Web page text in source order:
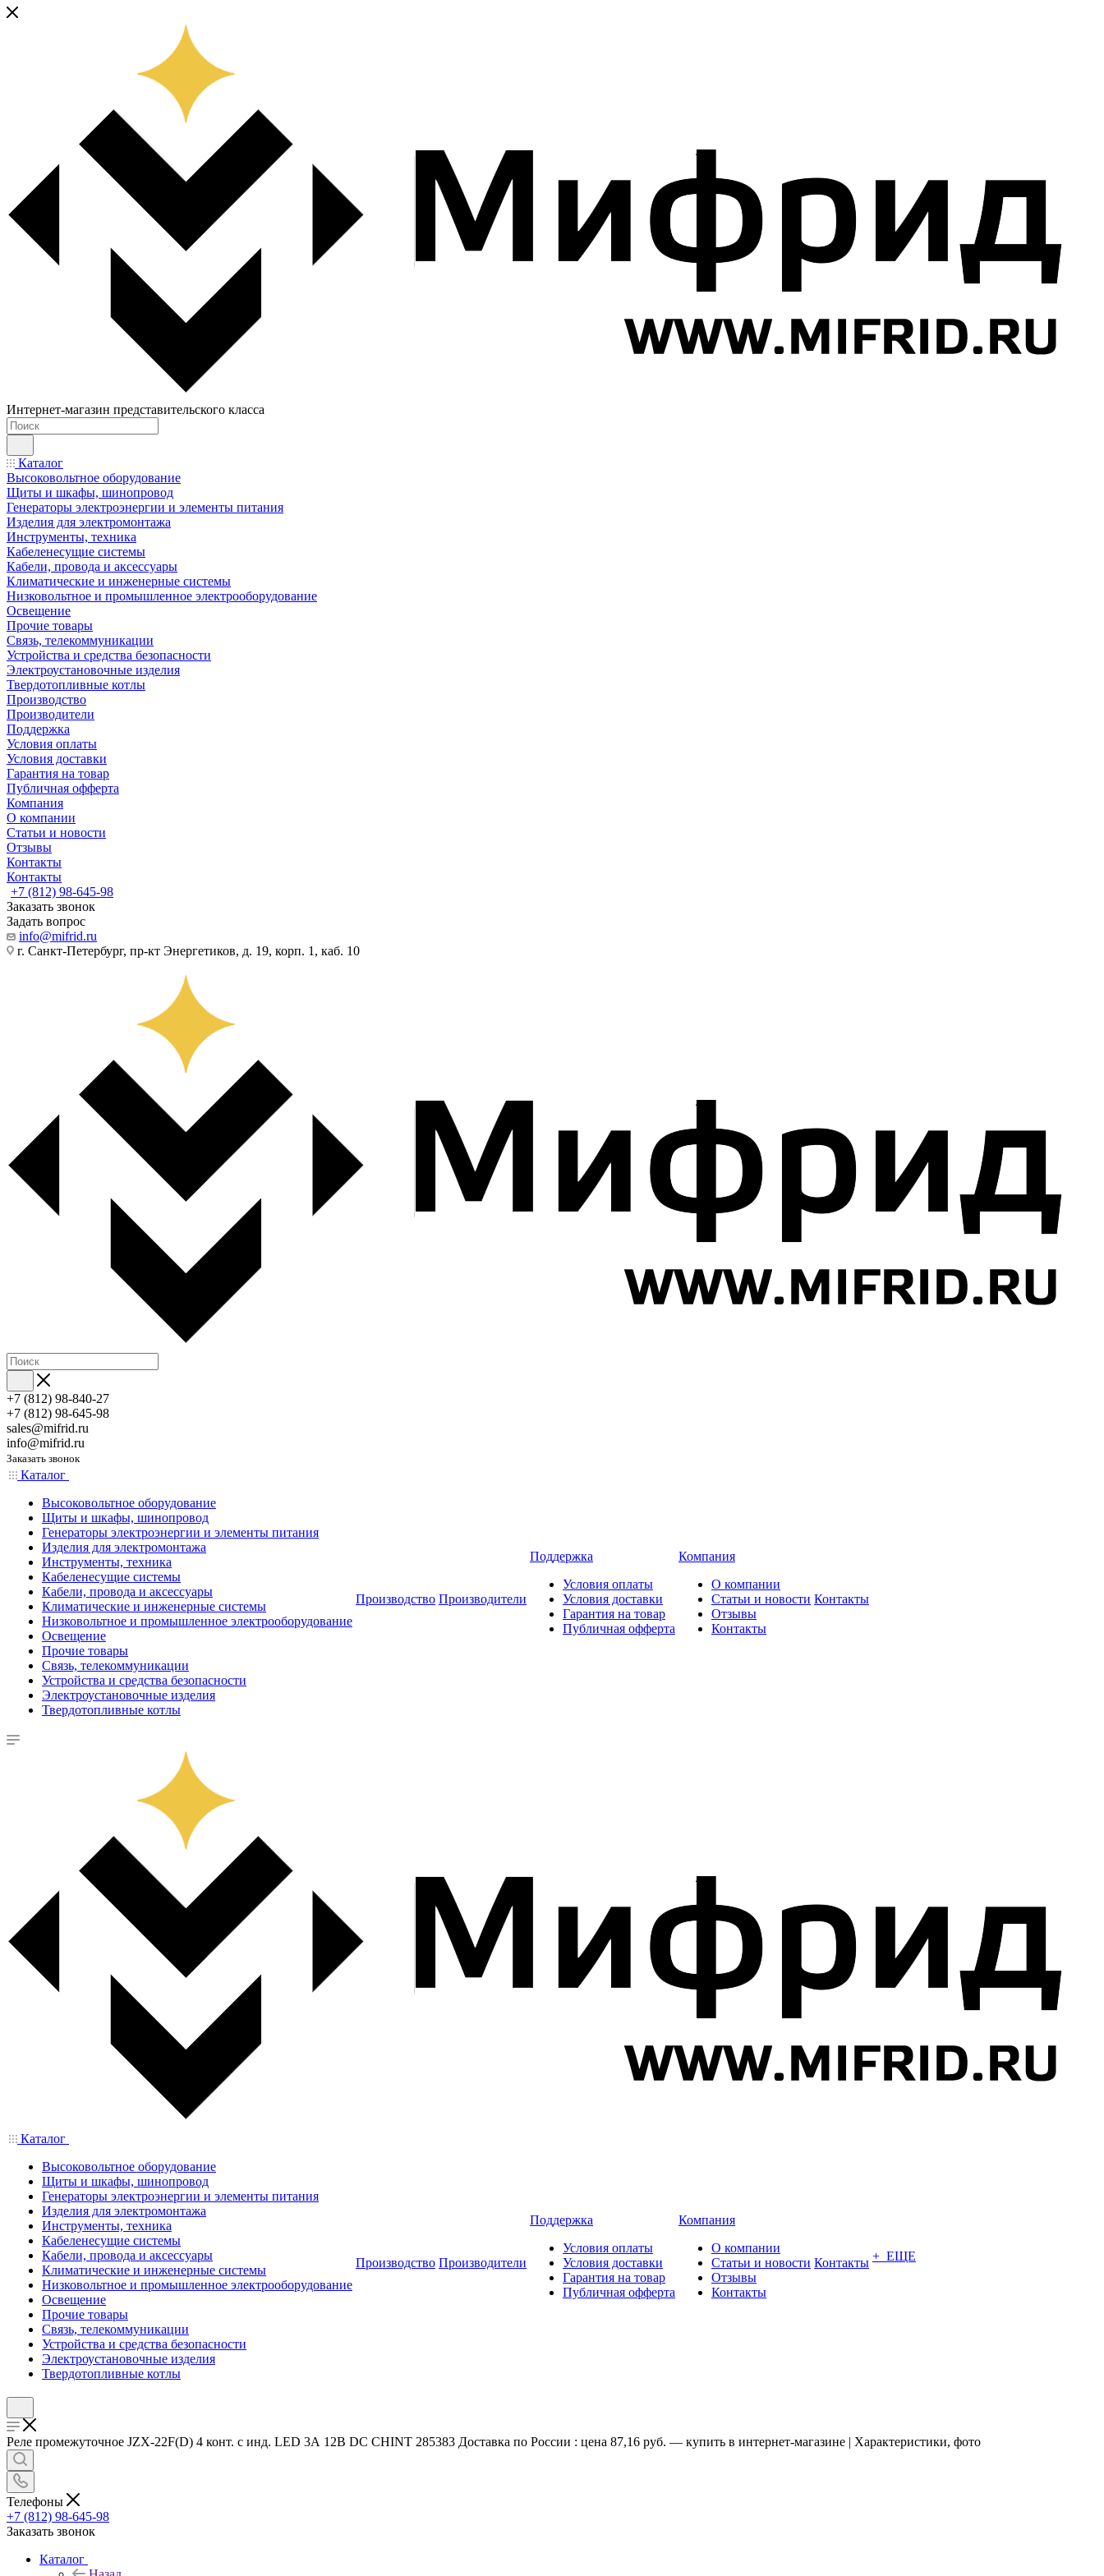
Интернет-магазин представительского класса
Каталог
Высоковольтное оборудование
Щиты и шкафы, шинопровод
Генераторы электроэнергии и элементы питания
Изделия для электромонтажа
Инструменты, техника
Кабеленесущие системы
Кабели, провода и аксессуары
Климатические и инженерные системы
Низковольтное и промышленное электрооборудование
Освещение
Прочие товары
Связь, телекоммуникации
Устройства и средства безопасности
Электроустановочные изделия
Твердотопливные котлы
Производство
Производители
Поддержка
Условия оплаты
Условия доставки
Гарантия на товар
Публичная офферта
Компания
О компании
Статьи и новости
Отзывы
Контакты
Контакты
+7 (812) 98-645-98
Заказать звонок
Задать вопрос
info@mifrid.ru
г. Санкт-Петербург, пр-кт Энергетиков, д. 19, корп. 1, каб. 10
+7 (812) 98-840-27
+7 (812) 98-645-98
sales@mifrid.ru
info@mifrid.ru
Заказать звонок
Каталог
Высоковольтное оборудование
Щиты и шкафы, шинопровод
Генераторы электроэнергии и элементы питания
Изделия для электромонтажа
Инструменты, техника
Кабеленесущие системы
Кабели, провода и аксессуары
Климатические и инженерные системы
Низковольтное и промышленное электрооборудование
Освещение
Прочие товары
Связь, телекоммуникации
Устройства и средства безопасности
Электроустановочные изделия
Твердотопливные котлы
Производство Производители
Поддержка
Условия оплаты
Условия доставки
Гарантия на товар
Публичная офферта
Компания
О компании
Статьи и новости
Отзывы
Контакты
Контакты
Каталог
Высоковольтное оборудование
Щиты и шкафы, шинопровод
Генераторы электроэнергии и элементы питания
Изделия для электромонтажа
Инструменты, техника
Кабеленесущие системы
Кабели, провода и аксессуары
Климатические и инженерные системы
Низковольтное и промышленное электрооборудование
Освещение
Прочие товары
Связь, телекоммуникации
Устройства и средства безопасности
Электроустановочные изделия
Твердотопливные котлы
Производство Производители
Поддержка
Условия оплаты
Условия доставки
Гарантия на товар
Публичная офферта
Компания
О компании
Статьи и новости
Отзывы
Контакты
Контакты + ЕЩЕ
Реле промежуточное JZX-22F(D) 4 конт. с инд. LED 3А 12В DC CHINT 285383 Доставка по России : цена 87,16 руб. — купить в интернет-магазине | Характеристики, фото
Телефоны
+7 (812) 98-645-98
Заказать звонок
Каталог